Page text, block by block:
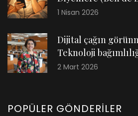
1 Nisan 2026
Dijital çağın
Teknoloji
2 Mart 2026
POPÜLER GÖNDERILER